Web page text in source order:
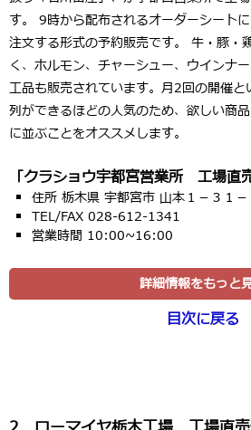
す。 9時から配布されるオーダーシート
注文する形式の予約販売です。 牛・豚・
く、ホルモン、チャーシュー、ウインナ
工品も販売されています。月2回の開催
列ができるほどの人気のため、欲しい商
に並ぶことをオススメします。
「クラショウ宇都宮営業所 工場直
住所 栃木県 宇都宮市 山本１－３１－
TEL/FAX 028-612-1341
営業時間 10:00~16:00
詳細情報をもっと
目次に戻る